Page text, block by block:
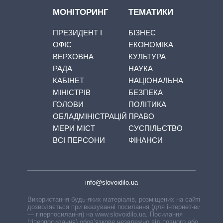
МОНІТОРИНГ
ПРЕЗИДЕНТ І
ОФІС
ВЕРХОВНА
РАДА
КАБІНЕТ
МІНІСТРІВ
ГОЛОВИ
ОБЛАДМІНІСТРАЦІЙ
МЕРИ МІСТ
ВСІ ПЕРСОНИ
ТЕМАТИКИ
БІЗНЕС
ЕКОНОМІКА
КУЛЬТУРА
НАУКА
НАЦІОНАЛЬНА
БЕЗПЕКА
ПОЛІТИКА
ПРАВО
СУСПІЛЬСТВО
ФІНАНСИ
info@slovoidilo.ua
Використання будь-яких матеріалів, розміщених на сайті,
дозволяється при вказуванні посилання (для інтернет-видань
— гіперпосилання) на www.slovoidilo.ua. Посилання